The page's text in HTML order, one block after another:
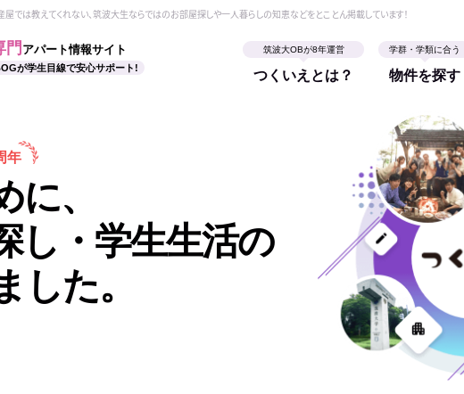
では教えてくれない、筑波大生ならではのお部屋探しや一人暮らしの知恵などをとことん掲載しています！
門 アパート情報サイト
が学生目線で安心サポート!
筑波大OBが8年運営
つくいえとは？
学群・学類に合う
物件を探す
年
、
し・学生生活の
した。